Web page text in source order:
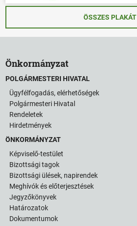
ÖSSZES PLAKÁT
Önkormányzat
POLGÁRMESTERI HIVATAL
Ügyfélfogadás, elérhetőségek
Polgármesteri Hivatal
Rendeletek
Hirdetmények
ÖNKORMÁNYZAT
Képviselő-testület
Bizottsági tagok
Bizottsági ülések, napirendek
Meghívók és előterjesztések
Jegyzőkönyvek
Határozatok
Dokumentumok